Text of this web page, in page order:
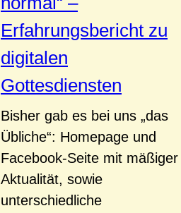
Erfahrungsbericht zu
digitalen
Gottesdiensten
Bisher gab es bei uns „das
Übliche“: Homepage und
Facebook-Seite mit mäßiger
Aktualität, sowie
unterschiedliche